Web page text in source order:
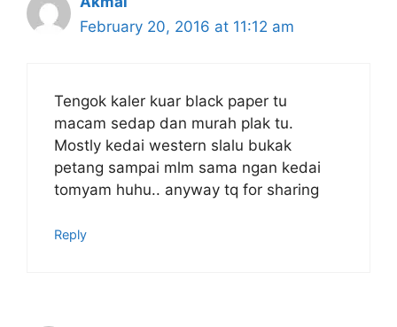
February 20, 2016 at 11:12 am
Tengok kaler kuar black paper tu
macam sedap dan murah plak tu.
Mostly kedai western slalu bukak
petang sampai mlm sama ngan kedai
tomyam huhu.. anyway tq for sharing
Reply